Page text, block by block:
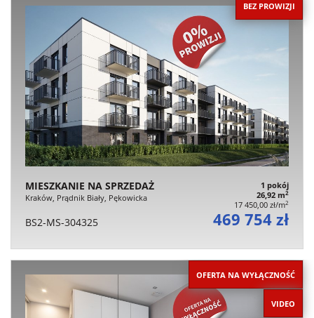
BEZ PROWIZJI
MIESZKANIE NA SPRZEDAŻ
Kraków, Prądnik Biały, Pękowicka
1 pokój
26,92 m2
17 450,00 zł/m2
BS2-MS-304325 469 754 zł
OFERTA NA WYŁĄCZNOŚĆ
VIDEO